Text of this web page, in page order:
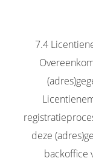
7.4
deze
backoffice